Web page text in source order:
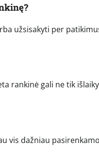
užsisakyti per
rankinė gali ne tik
vis dažniau